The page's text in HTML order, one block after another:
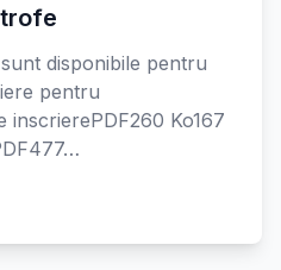
disponibile pentru
pentru
inscrierePDF260 Ko167